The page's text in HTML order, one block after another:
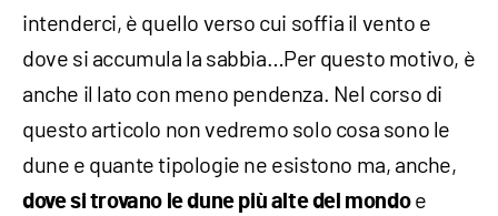
intenderci, è quello verso cui soffia il vento e
dove si accumula la sabbia…Per questo motivo, è
anche il lato con meno pendenza. Nel corso di
questo articolo non vedremo solo cosa sono le
dune e quante tipologie ne esistono ma, anche,
dove si trovano le dune più alte del mondoe